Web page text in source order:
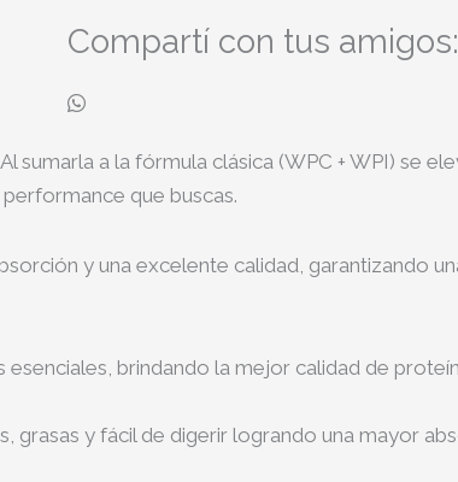
Compartí con tus amigos:
a la fórmula clásica (WPC + WPI) se
que buscas.
y una excelente calidad, garantizando
brindando la mejor calidad de
grasas y fácil de digerir logrando una mayor